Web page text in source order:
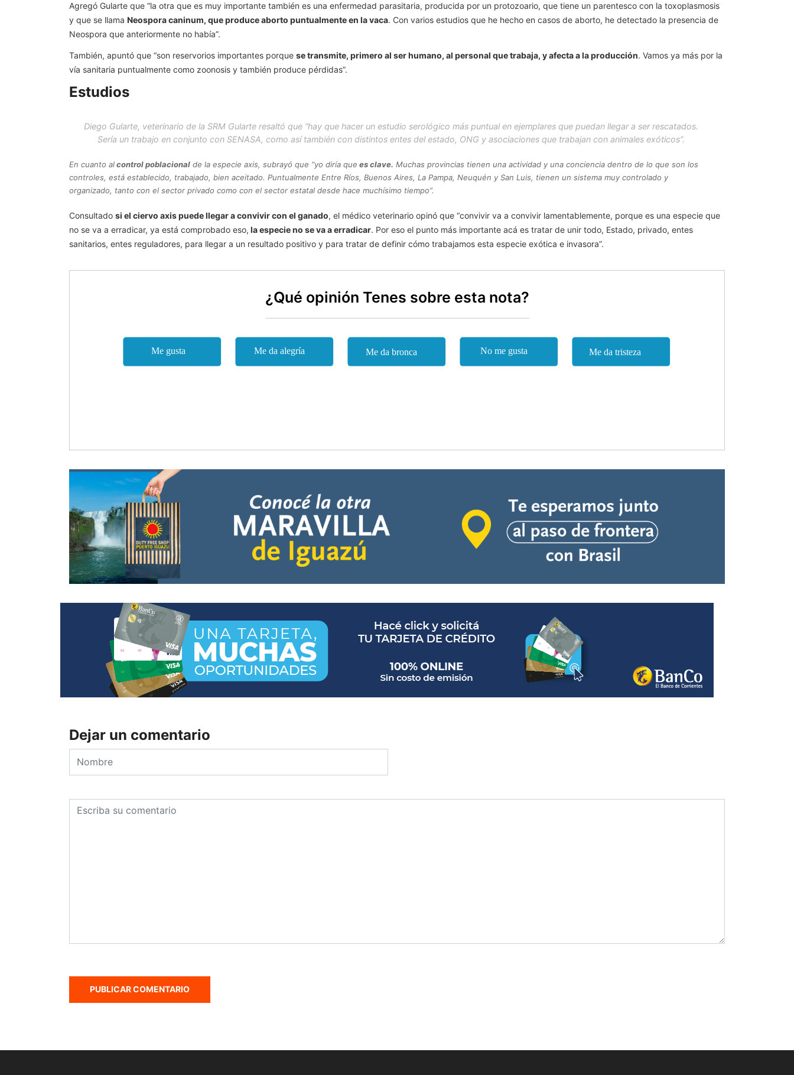
Agregó Gularte que “la otra que es muy importante también es una enfermedad parasitaria, producida por un protozoario, que tiene un parentesco con la toxoplasmosis
y que se llama Neospora caninum, que produce aborto puntualmente en la vaca. Con varios estudios que he hecho en casos de aborto, he detectado la presencia de
Neospora que anteriormente no había”.
También, apuntó que “son reservorios importantes porque se transmite, primero al ser humano, al personal que trabaja, y afecta a la producción. Vamos ya más por la
vía sanitaria puntualmente como zoonosis y también produce pérdidas”.
Estudios
Diego Gularte, veterinario de la SRM Gularte resaltó que “hay que hacer un estudio serológico más puntual en ejemplares que puedan llegar a ser rescatados.
Sería un trabajo en conjunto con SENASA, como así también con distintos entes del estado, ONG y asociaciones que trabajan con animales exóticos”.
En cuanto alcontrol poblacional de la especie axis, subrayó que “yo diría que es clave. Muchas provincias tienen una actividad y una conciencia dentro de lo que son los
controles, está establecido, trabajado, bien aceitado. Puntualmente Entre Ríos, Buenos Aires, La Pampa, Neuquén y San Luis, tienen un sistema muy controlado y
organizado, tanto con el sector privado como con el sector estatal desde hace muchísimo tiempo”.
Consultado si el ciervo axis puede llegar a convivir con el ganado, el médico veterinario opinó que “convivir va a convivir lamentablemente, porque es una especie que
no se va a erradicar, ya está comprobado eso, la especie no se va a erradicar. Por eso el punto más importante acá es tratar de unir todo, Estado, privado, entes
sanitarios, entes reguladores, para llegar a un resultado positivo y para tratar de definir cómo trabajamos esta especie exótica e invasora”.
¿Qué opinión Tenes sobre esta nota?
Dejar un comentario